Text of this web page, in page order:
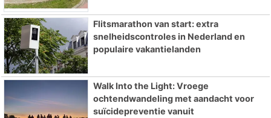
Flitsmarathon van start: extra
snelheidscontroles in Nederland en
populaire vakantielanden
Walk Into the Light: Vroege
ochtendwandeling met aandacht voor
suïcidepreventie vanuit